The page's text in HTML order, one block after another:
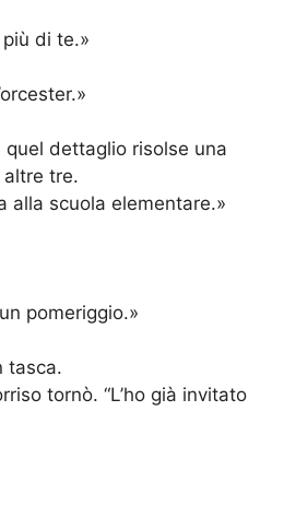
di te.»
quel dettaglio risolse una
tre.
alla scuola elementare.»
pomeriggio.»
tasca.
tornò. “L’ho già invitato